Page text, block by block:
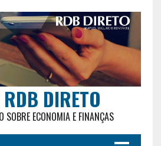
DIRETO
SOBRE ECONOMIA E FINANÇAS